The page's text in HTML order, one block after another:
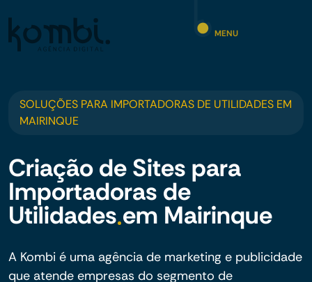
MENU
SOLUÇÕES PARA IMPORTADORAS DE UTILIDADES EM
MAIRINQUE
Criação de Sites para
Importadoras de
Utilidades em Mairinque
A Kombi é uma agência de marketing e publicidade
que atende empresas do segmento de